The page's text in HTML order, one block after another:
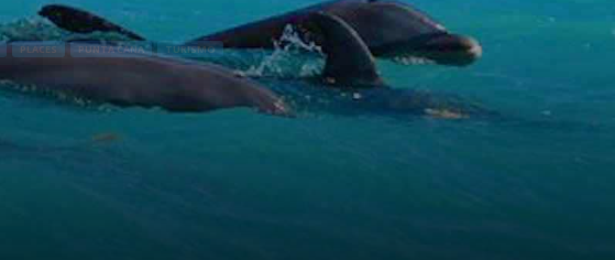
PLACES PUNTA CANA TURISMO